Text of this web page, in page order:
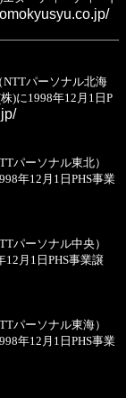
NTTパーソナル北海
)に1998年12月1日P
パーソナル東北）
年12月1日PHS事業
パーソナル中央）
12月1日PHS事業譲
パーソナル東海）
年12月1日PHS事業